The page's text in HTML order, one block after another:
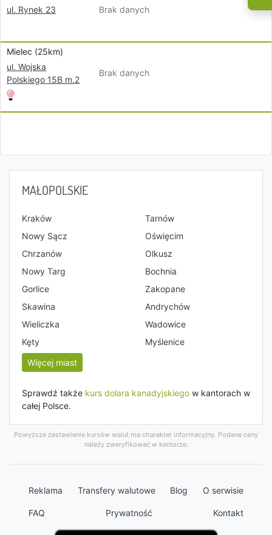
ul. Rynek 23
Brak danych
Mielec (25km)
ul. Wojska
Polskiego 15B m.2
Brak danych
MAŁOPOLSKIE
Kraków
Tarnów
Nowy Sącz
Oświęcim
Chrzanów
Olkusz
Nowy Targ
Bochnia
Gorlice
Zakopane
Skawina
Andrychów
Wieliczka
Wadowice
Kęty
Myślenice
Więcej miast
Sprawdź także kurs dolara kanadyjskiego w kantorach w
całej Polsce.
Powyższe zestawienie kursów walut ma charakter informacyjny. Podane ceny
należy zweryfikować w kantorze.
Reklama Transfery walutowe Blog O serwisie
FAQ Prywatność Kontakt